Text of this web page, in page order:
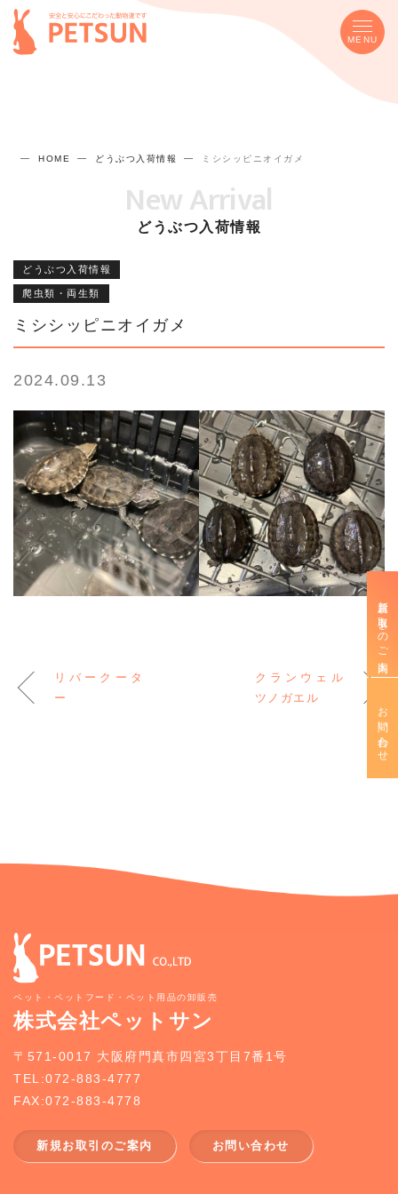
MENU
HOME どうぶつ入荷情報 ミシシッピニオイガメ
New Arrival
どうぶつ入荷情報
どうぶつ入荷情報
爬虫類・両生類
ミシシッピニオイガメ
2024.09.13
リバークータ
ー
クランウェル
ツノガエル
ペット・ペットフード・ペット用品の卸販売
株式会社ペットサン
〒571-0017 大阪府門真市四宮3丁目7番1号
TEL:072-883-4777
FAX:072-883-4778
新規お取引のご案内 お問い合わせ
新規お取引きのご案内
お問い合わせ